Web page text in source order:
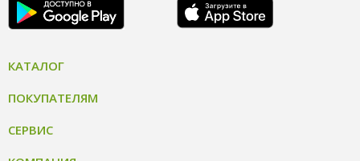
КАТАЛОГ
ПОКУПАТЕЛЯМ
СЕРВИС